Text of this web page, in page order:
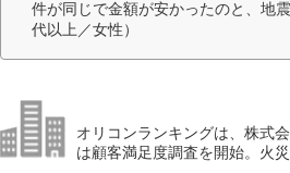
件が同じで金額が安かったのと、地
代以上／女性）
オリコンランキングは、株式
は顧客満足度調査を開始。火